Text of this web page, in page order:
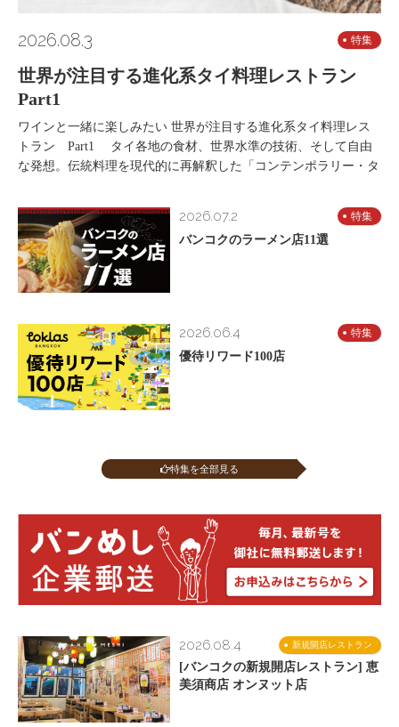
2026.08.3 特集
世界が注目する進化系タイ料理レストラン
Part1
ワインと一緒に楽しみたい 世界が注目する進化系タイ料理レス
トラン Part1 タイ各地の食材、世界水準の技術、そして自由
な発想。伝統料理を現代的に再解釈した「コンテンポラリー・タ
2026.07.2 特集
バンコクのラーメン店11選
2026.06.4 特集
優待リワード100店
特集を全部見る
新規開店レストラン
2026.08.4
[バンコクの新規開店レストラン] 恵
美須商店 オンヌット店